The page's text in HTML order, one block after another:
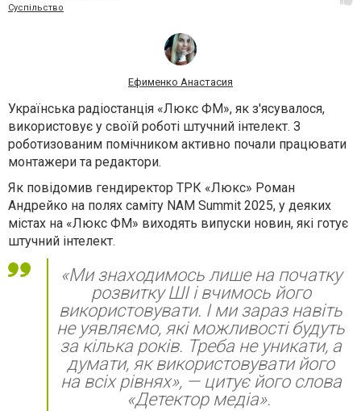
Суспільство
Ефименко Анастасия
Українська радіостанція «Люкс ФМ», як з'ясувалося,
використовує у своїй роботі штучний інтелект. З
роботизованим помічником активно почали працювати
монтажери та редактори.
Як повідомив гендиректор ТРК «Люкс» Роман
Андрейко на полях саміту NAM Summit 2025, у деяких
містах на «Люкс ФМ» виходять випуски новин, які готує
штучний інтелект.
«Ми знаходимось лише на початку
розвитку ШІ і вчимось його
використовувати. І ми зараз навіть
не уявляємо, які можливості будуть
за кілька років. Треба не уникати, а
думати, як використовувати його
на всіх рівнях», — цитує його слова
«Детектор медіа».